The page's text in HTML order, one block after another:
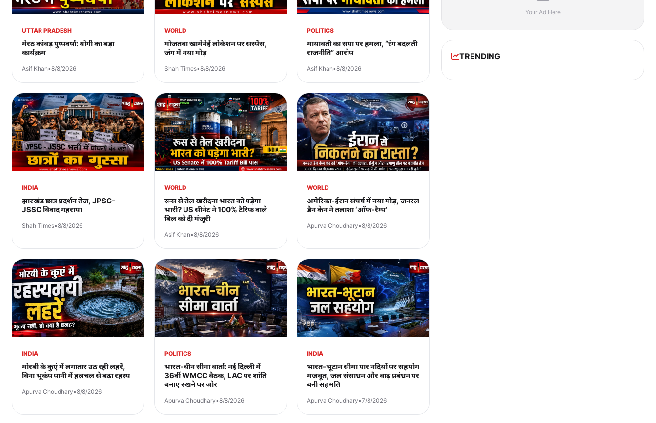
UTTAR PRADESH
मेरठ कांवड़ पुष्पवर्षा: योगी का बड़ा
कार्यक्रम
Asif Khan•8/8/2026
WORLD
मोजतबा खामेनेई लोकेशन पर सस्पेंस,
जंग में नया मोड़
Shah Times•8/8/2026
POLITICS
मायावती का सपा पर हमला, “रंग बदलती
राजनीति” आरोप
Asif Khan•8/8/2026
INDIA
झारखंड छात्र प्रदर्शन तेज, JPSC-
JSSC विवाद गहराया
Shah Times•8/8/2026
WORLD
रूस से तेल खरीदना भारत को पड़ेगा
भारी? US सीनेट ने 100% टैरिफ वाले
बिल को दी मंजूरी
Asif Khan•8/8/2026
WORLD
अमेरिका-ईरान संघर्ष में नया मोड़, जनरल
डैन केन ने तलाशा ‘ऑफ-रैम्प’
Apurva Choudhary•8/8/2026
INDIA
मोरबी के कुएं में लगातार उठ रही लहरें,
बिना भूकंप पानी में हलचल से बढ़ा रहस्य
Apurva Choudhary•8/8/2026
POLITICS
भारत-चीन सीमा वार्ता: नई दिल्ली में
36वीं WMCC बैठक, LAC पर शांति
बनाए रखने पर जोर
Apurva Choudhary•8/8/2026
INDIA
भारत-भूटान सीमा पार नदियों पर सहयोग
मजबूत, जल संसाधन और बाढ़ प्रबंधन पर
बनी सहमति
Apurva Choudhary•7/8/2026
Your Ad Here
TRENDING